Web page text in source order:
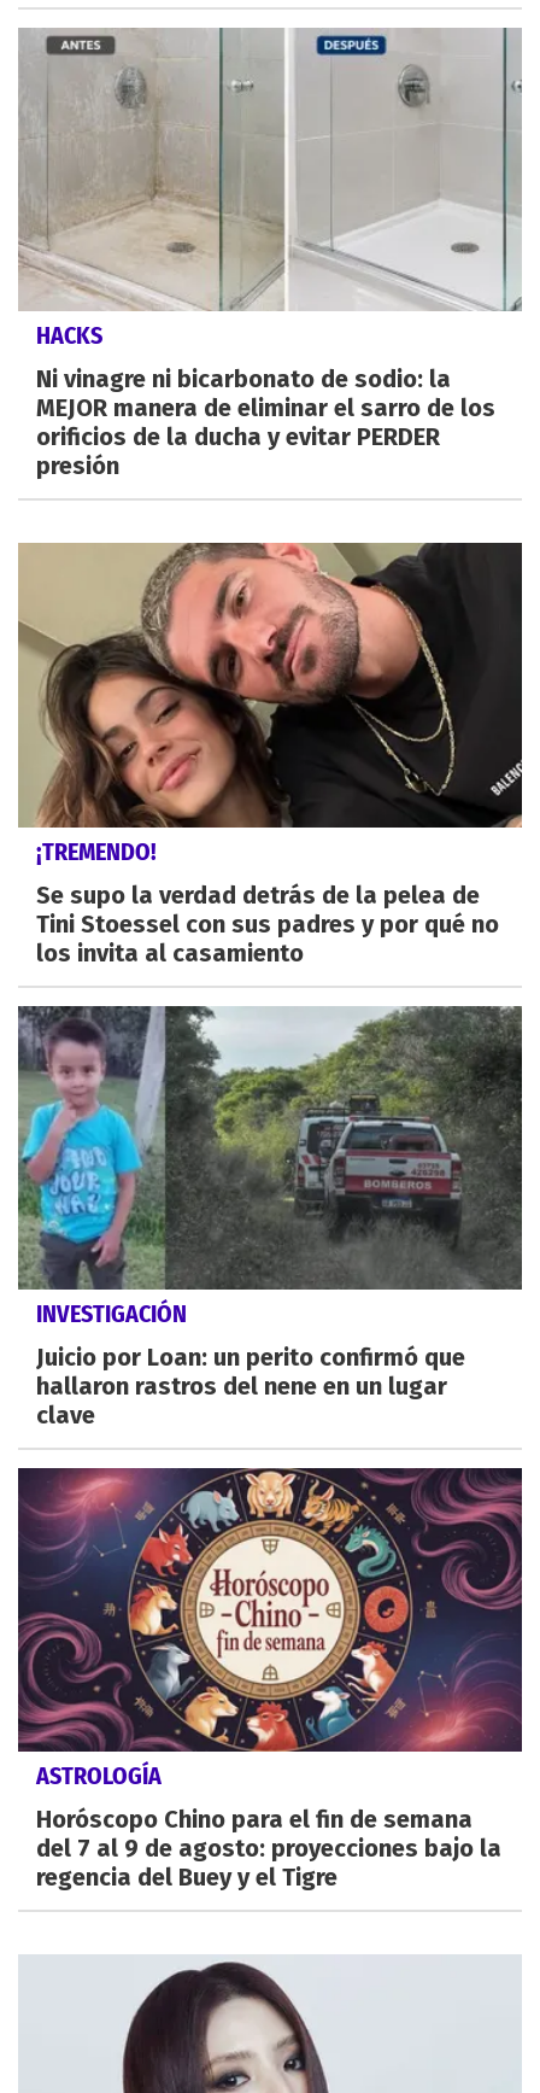
HACKS
Ni vinagre ni bicarbonato de sodio: la
MEJOR manera de eliminar el sarro de los
orificios de la ducha y evitar PERDER
presión
¡TREMENDO!
Se supo la verdad detrás de la pelea de
Tini Stoessel con sus padres y por qué no
los invita al casamiento
INVESTIGACIÓN
Juicio por Loan: un perito confirmó que
hallaron rastros del nene en un lugar
clave
ASTROLOGÍA
Horóscopo Chino para el fin de semana
del 7 al 9 de agosto: proyecciones bajo la
regencia del Buey y el Tigre